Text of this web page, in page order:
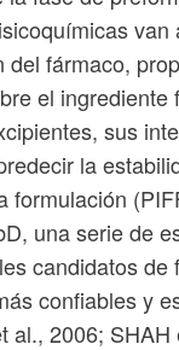
van
del fármaco,
el ingrediente
sus
la
formulación
una serie de
candidatos de
confiables y
al., 2006; SHAH